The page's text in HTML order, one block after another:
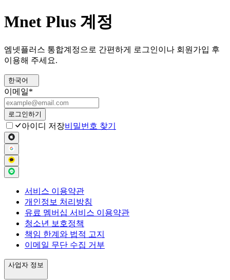
Mnet Plus 계정
엠넷플러스 통합계정으로 간편하게 로그인이나 회원가입 후
이용해 주세요.
한국어
이메일*
로그인하기
아이디 저장비밀번호 찾기
서비스 이용약관
개인정보 처리방침
유료 멤버십 서비스 이용약관
청소년 보호정책
책임 한계와 법적 고지
이메일 무단 수집 거부
사업자 정보